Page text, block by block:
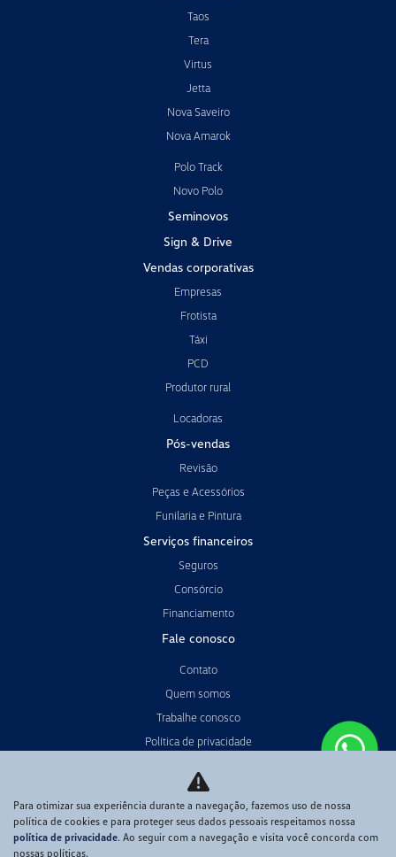
Taos
Tera
Virtus
Jetta
Nova Saveiro
Nova Amarok
Polo Track
Novo Polo
Seminovos
Sign & Drive
Vendas corporativas
Empresas
Frotista
Táxi
PCD
Produtor rural
Locadoras
Pós-vendas
Revisão
Peças e Acessórios
Funilaria e Pintura
Serviços financeiros
Seguros
Consórcio
Financiamento
Fale conosco
Contato
Quem somos
Trabalhe conosco
Política de privacidade
Meio Ambiente
Desacelere. Seu bem maior é a vida.
Para otimizar sua experiência durante a navegação, fazemos uso de nossa
política de cookies e para proteger seus dados pessoais respeitamos nossa
política de privacidade. Ao seguir com a navegação e visita você concorda com
nossas políticas.